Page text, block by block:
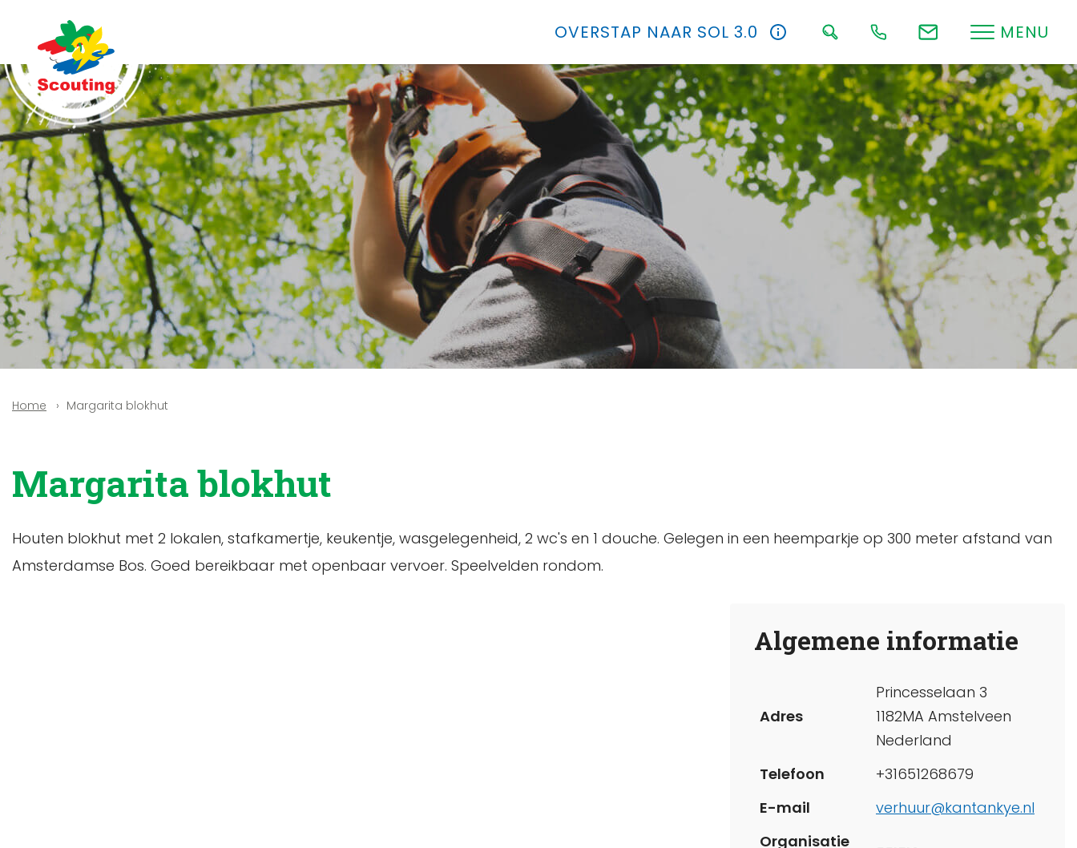
OVERSTAP NAAR SOL 3.0 MENU
Home Margarita blokhut
Margarita blokhut
Houten blokhut met 2 lokalen, stafkamertje, keukentje, wasgelegenheid, 2 wc's en 1 douche. Gelegen in een heemparkje op 300 meter afstand van
Amsterdamse Bos. Goed bereikbaar met openbaar vervoer. Speelvelden rondom.
Algemene informatie
Adres
Princesselaan 3
1182MA Amstelveen
Nederland
Telefoon
+31651268679
E-mail
verhuur@kantankye.nl
Organisatie